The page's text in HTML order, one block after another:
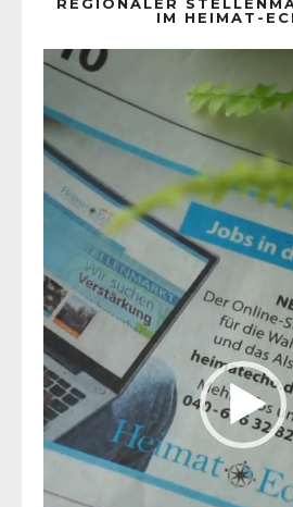
IM HEIMAT-
Player